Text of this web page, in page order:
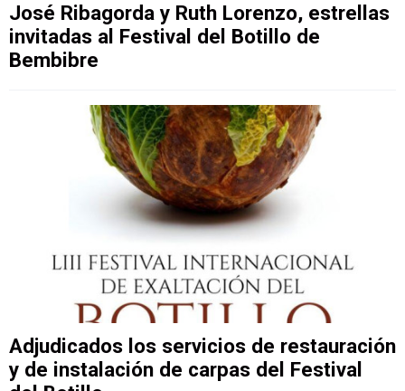
José Ribagorda y Ruth Lorenzo, estrellas
invitadas al Festival del Botillo de
Bembibre
Adjudicados los servicios de restauración
y de instalación de carpas del Festival